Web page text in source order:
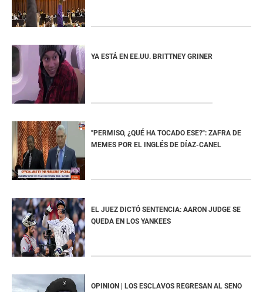
YA ESTÁ EN EE.UU. BRITTNEY GRINER
"PERMISO, ¿QUÉ HA TOCADO ESE?": ZAFRA DE
MEMES POR EL INGLÉS DE DÍAZ-CANEL
EL JUEZ DICTÓ SENTENCIA: AARON JUDGE SE
QUEDA EN LOS YANKEES
OPINION | LOS ESCLAVOS REGRESAN AL SENO